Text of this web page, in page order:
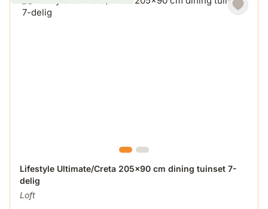
Lifestyle Ultimate/Creta 205x90 cm dining tuinset 7-
delig
Loft
De prijs is afhankelijk van de gekozen opties op de